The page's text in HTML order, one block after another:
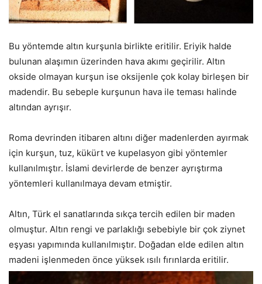
Bu yöntemde altın kurşunla birlikte eritilir. Eriyik halde
bulunan alaşımın üzerinden hava akımı geçirilir. Altın
okside olmayan kurşun ise oksijenle çok kolay birleşen bir
madendir. Bu sebeple kurşunun hava ile teması halinde
altından ayrışır.
Roma devrinden itibaren altını diğer madenlerden ayırmak
için kurşun, tuz, kükürt ve kupelasyon gibi yöntemler
kullanılmıştır. İslami devirlerde de benzer ayrıştırma
yöntemleri kullanılmaya devam etmiştir.
Altın, Türk el sanatlarında sıkça tercih edilen bir maden
olmuştur. Altın rengi ve parlaklığı sebebiyle bir çok ziynet
eşyası yapımında kullanılmıştır. Doğadan elde edilen altın
madeni işlenmeden önce yüksek ısılı fırınlarda eritilir.